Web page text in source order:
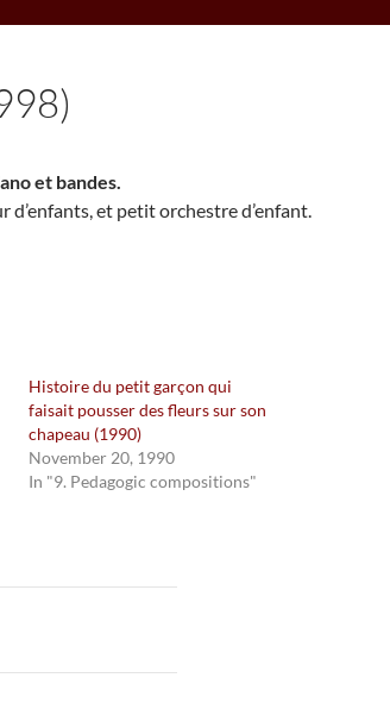
et bandes.
et petit orchestre d’enfant.
Histoire du petit garçon qui
faisait pousser des fleurs sur son
chapeau (1990)
November 20, 1990
In "9. Pedagogic compositions"